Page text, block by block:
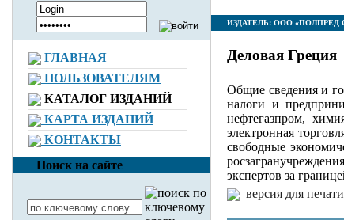
ГЛАВНАЯ
ПОЛЬЗОВАТЕЛЯМ
КАТАЛОГ ИЗДАНИЙ
КАРТА ИЗДАНИЙ
КОНТАКТЫ
Поиск на сайте
ИЗДАТЕЛЬ: ООО «ПОЛПРЕД
Деловая Греция
Общие сведения и
налоги и
нефтегазпром,
электронная
свободные
экспертов за
версия для печати